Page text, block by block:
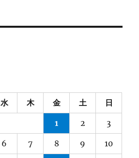
水 木 金 土 日
1 2 3
6 7 8 9 10